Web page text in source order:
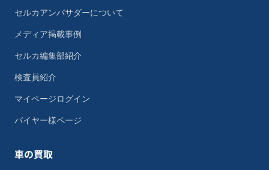
セルカアンバサダーについて
メディア掲載事例
セルカ編集部紹介
検査員紹介
マイページログイン
バイヤー様ページ
車の買取